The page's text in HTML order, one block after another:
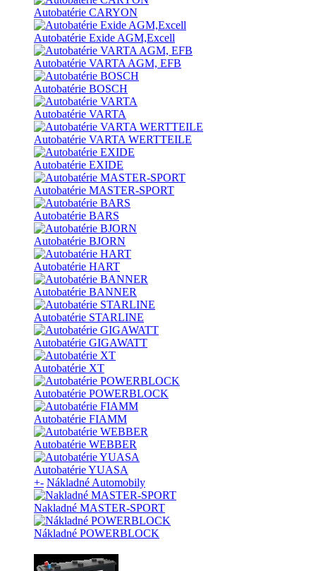
Autobatérie CARYON
Autobatérie Exide AGM,Excell
Autobatérie VARTA AGM, EFB
Autobatérie BOSCH
Autobatérie VARTA
Autobatérie VARTA WERTTEILE
Autobatérie EXIDE
Autobatérie MASTER-SPORT
Autobatérie BARS
Autobatérie BJORN
Autobatérie HART
Autobatérie BANNER
Autobatérie STARLINE
Autobatérie GIGAWATT
Autobatérie XT
Autobatérie POWERBLOCK
Autobatérie FIAMM
Autobatérie WEBBER
Autobatérie YUASA
+- Nákladné Automobily
Nakladné MASTER-SPORT
Nákladné POWERBLOCK